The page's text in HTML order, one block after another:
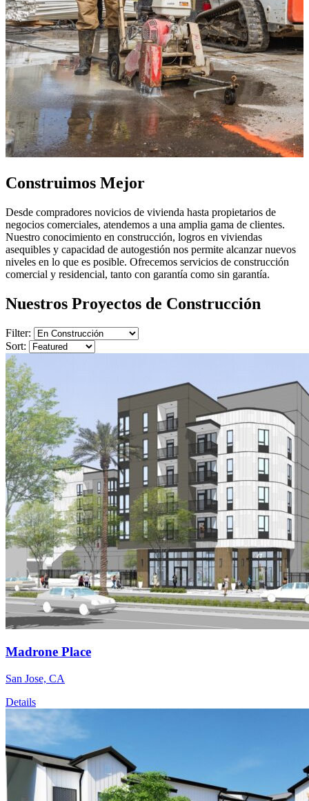
Construimos Mejor
Desde compradores novicios de vivienda hasta propietarios de
negocios comerciales, atendemos a una amplia gama de clientes.
Nuestro conocimiento en construcción, logros en viviendas
asequibles y capacidad de autogestión nos permite alcanzar nuevos
niveles en lo que es posible. Ofrecemos servicios de construcción
comercial y residencial, tanto con garantía como sin garantía.
Nuestros Proyectos de Construcción
Filter:
Sort:
Madrone Place
San Jose, CA
Details